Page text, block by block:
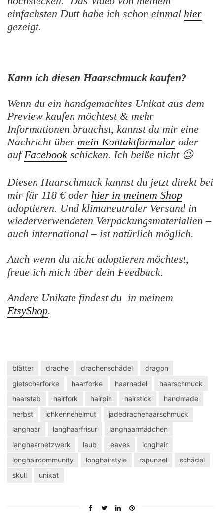
einfachsten Dutt habe ich schon einmal hier
gezeigt.
Kann ich diesen Haarschmuck kaufen?
Wenn du ein handgemachtes Unikat aus dem
Preview kaufen möchtest & mehr
Informationen brauchst, kannst du mir eine
Nachricht über mein Kontaktformular oder
aufFacebook schicken. Ich beiße nicht 😉
Diesen Haarschmuck kannst du jetzt direkt bei
mir für 118 € oder hier in meinem Shop
adoptieren. Und klimaneutraler Versand in
wiederverwendeten Verpackungsmaterialien –
auch international – ist natürlich möglich.
Auch wenn du nicht adoptieren möchtest,
freue ich mich über dein Feedback.
Andere Unikate findest du in meinem
EtsyShop.
blätter drache drachenschädel
dragon
gletscherforke
haarforke haarnadel
haarschmuck
haarstab
hairfork hairpin hairstick
handmade
herbst
ichkennehelmut
jadedrachehaarschmuck
langhaar
langhaarfrisur
langhaarmädchen
langhaarnetzwerk
laub leaves
longhair
longhaircommunity
longhairstyle rapunzel
schädel
skull
unikat